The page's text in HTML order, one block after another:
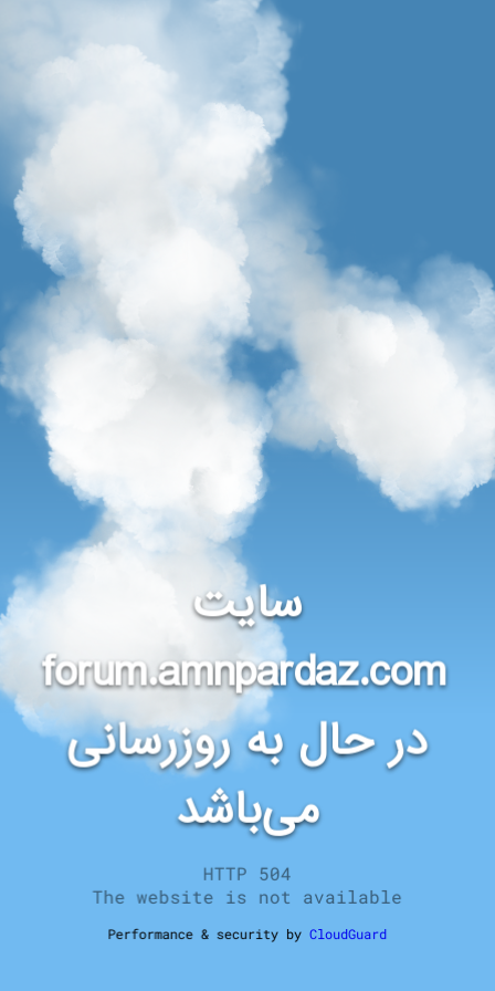
سایت
forum.amnpardaz.com
در حال به روزرسانی
می‌باشد
HTTP 504
The website is not available
Performance & security byCloudGuard